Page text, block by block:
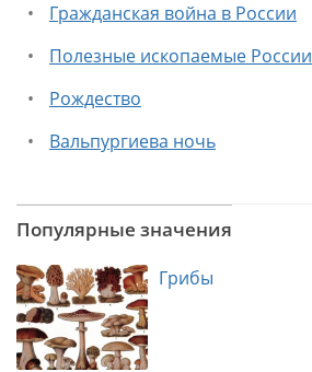
Гражданская война в России
Полезные ископаемые России
Рождество
Вальпургиева ночь
Популярные значения
Грибы